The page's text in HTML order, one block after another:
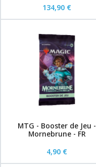
134,90 €
MTG - Booster de Jeu -
Mornebrune - FR
4,90 €